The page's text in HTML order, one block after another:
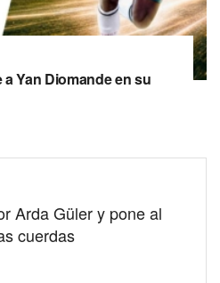
Yan Diomande en su
Arda Güler y pone al
cuerdas